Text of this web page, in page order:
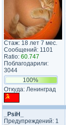
Стаж: 18 лет 7 мес.
Сообщений: 1101
Ratio: 60.747
Поблагодарили:
3044
100%
Откуда: Ленинград
_PsiH_
Предупреждений: 1